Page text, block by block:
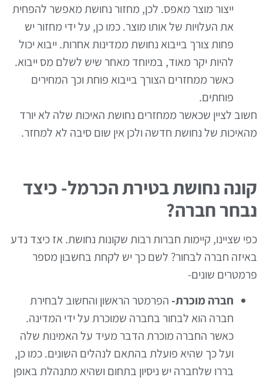
ייצור מוצר מאפס. לכן, מחזור נחושת מאפשר להפחית
את העלויות של אותו מוצר. כמו כן, על ידי מחזור יש
פחות צורך בייבוא נחושת ממדינות אחרות. ייבוא יכול
להיות יקר מאוד, במיוחד מאחר שיש לשלם מס ייבוא.
כאשר ממחזרים הצורך בייבוא פוחת וכך המחירים
פוחתים.
חשוב לציין שכאשר ממחזרים נחושת האיכות שלה לא יורד
מהאיכות של נחושת חדשה ולכן אין שום סיבה לא למחזר.
קונה נחושת בטירת הכרמל- כיצד
נבחר חברה?
כפי שציינו, קיימות חברות רבות שקונות נחושת. אז כיצד נדע
באיזה חברה לבחור? לשם כך יש לקחת בחשבון מספר
פרמטרים שונים-
חברה מוכרת-הפרמטר הראשון והחשוב לבחירת
חברה הוא לבחור בחברה שמוכרת על ידי המדינה.
כאשר החברה מוכרת הדבר מעיד על האמינות שלה
ועל כך שהיא פועלת בהתאם לנהלים השונים. כמו כן,
בררו שלחברה יש ניסיון בתחום ושהיא מתנהלת באופן